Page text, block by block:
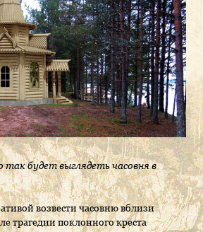
будет выглядеть часовня в
возвести часовню вблизи
трагедии поклонного креста